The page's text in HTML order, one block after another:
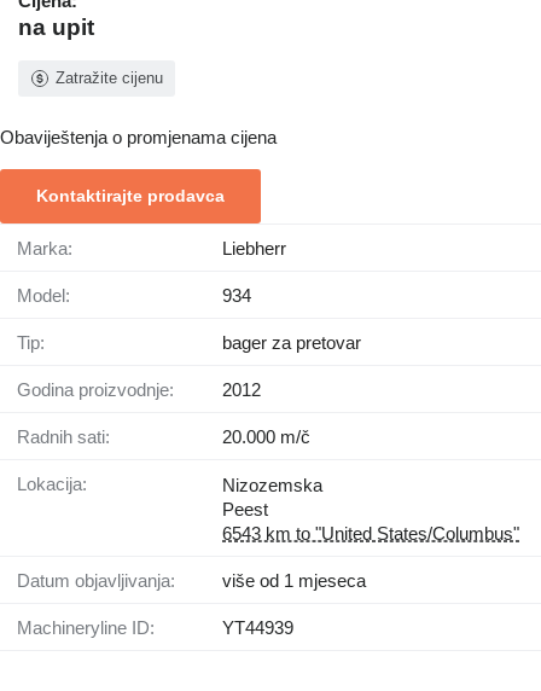
na upit
Zatražite cijenu
Obaviještenja o promjenama cijena
Kontaktirajte prodavca
Marka: Liebherr
Model: 934
Tip: bager za pretovar
Godina proizvodnje: 2012
Radnih sati: 20.000 m/č
Lokacija:
Nizozemska
Peest
6543 km to "United States/Columbus"
Datum objavljivanja: više od 1 mjeseca
Machineryline ID: YT44939